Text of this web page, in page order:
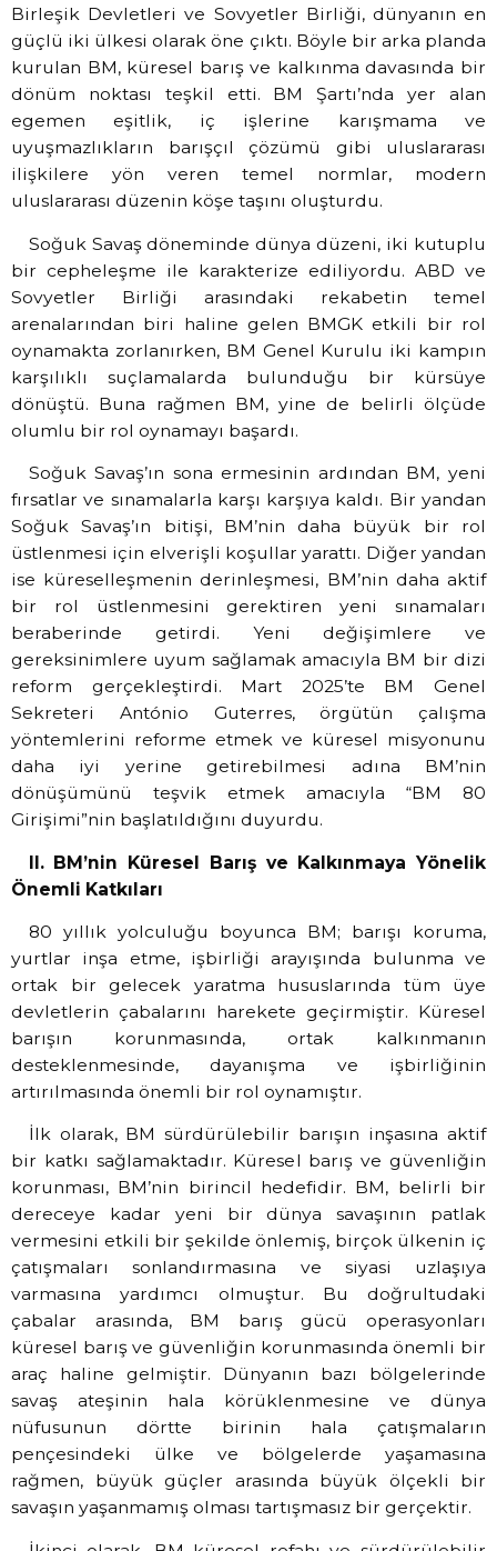
Birleşik Devletleri ve Sovyetler Birliği, dünyanın en
güçlü iki ülkesi olarak öne çıktı. Böyle bir arka planda
kurulan BM, küresel barış ve kalkınma davasında bir
dönüm noktası teşkil etti. BM Şartı’nda yer alan
egemen eşitlik, iç işlerine karışmama ve
uyuşmazlıkların barışçıl çözümü gibi uluslararası
ilişkilere yön veren temel normlar, modern
uluslararası düzenin köşe taşını oluşturdu.
Soğuk Savaş döneminde dünya düzeni, iki kutuplu
bir cepheleşme ile karakterize ediliyordu. ABD ve
Sovyetler Birliği arasındaki rekabetin temel
arenalarından biri haline gelen BMGK etkili bir rol
oynamakta zorlanırken, BM Genel Kurulu iki kampın
karşılıklı suçlamalarda bulunduğu bir kürsüye
dönüştü. Buna rağmen BM, yine de belirli ölçüde
olumlu bir rol oynamayı başardı.
Soğuk Savaş’ın sona ermesinin ardından BM, yeni
fırsatlar ve sınamalarla karşı karşıya kaldı. Bir yandan
Soğuk Savaş’ın bitişi, BM’nin daha büyük bir rol
üstlenmesi için elverişli koşullar yarattı. Diğer yandan
ise küreselleşmenin derinleşmesi, BM’nin daha aktif
bir rol üstlenmesini gerektiren yeni sınamaları
beraberinde getirdi. Yeni değişimlere ve
gereksinimlere uyum sağlamak amacıyla BM bir dizi
reform gerçekleştirdi. Mart 2025’te BM Genel
Sekreteri António Guterres, örgütün çalışma
yöntemlerini reforme etmek ve küresel misyonunu
daha iyi yerine getirebilmesi adına BM’nin
dönüşümünü teşvik etmek amacıyla “BM 80
Girişimi”nin başlatıldığını duyurdu.
II. BM’nin Küresel Barış ve Kalkınmaya Yönelik
Önemli Katkıları
80 yıllık yolculuğu boyunca BM; barışı koruma,
yurtlar inşa etme, işbirliği arayışında bulunma ve
ortak bir gelecek yaratma hususlarında tüm üye
devletlerin çabalarını harekete geçirmiştir. Küresel
barışın korunmasında, ortak kalkınmanın
desteklenmesinde, dayanışma ve işbirliğinin
artırılmasında önemli bir rol oynamıştır.
İlk olarak, BM sürdürülebilir barışın inşasına aktif
bir katkı sağlamaktadır. Küresel barış ve güvenliğin
korunması, BM’nin birincil hedefidir. BM, belirli bir
dereceye kadar yeni bir dünya savaşının patlak
vermesini etkili bir şekilde önlemiş, birçok ülkenin iç
çatışmaları sonlandırmasına ve siyasi uzlaşıya
varmasına yardımcı olmuştur. Bu doğrultudaki
çabalar arasında, BM barış gücü operasyonları
küresel barış ve güvenliğin korunmasında önemli bir
araç haline gelmiştir. Dünyanın bazı bölgelerinde
savaş ateşinin hala körüklenmesine ve dünya
nüfusunun dörtte birinin hala çatışmaların
pençesindeki ülke ve bölgelerde yaşamasına
rağmen, büyük güçler arasında büyük ölçekli bir
savaşın yaşanmamış olması tartışmasız bir gerçektir.